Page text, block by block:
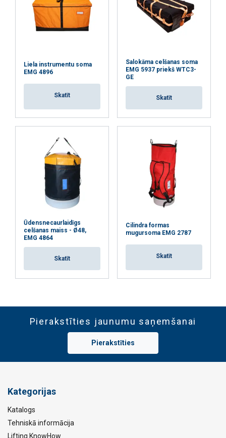
Liela instrumentu soma
EMG 4896
Skatīt
Salokāma celšanas soma
EMG 5937 priekš WTC3-
GE
Skatīt
Ūdensnecaurlaidīgs
celšanas maiss - Ø48,
EMG 4864
Skatīt
Cilindra formas
mugursoma EMG 2787
Skatīt
Pierakstīties jaunumu saņemšanai
Pierakstīties
Kategorijas
Katalogs
Tehniskā informācija
Lifting KnowHow
ATTEIKTIES NO VISIEM